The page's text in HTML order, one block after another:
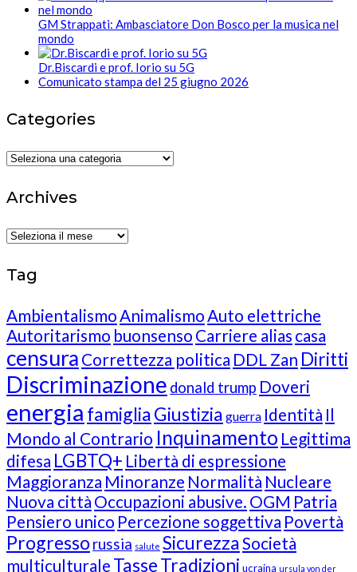
GM Strappati: Ambasciatore Don Bosco per la musica nel
mondo
Dr.Biscardi e prof. Iorio su 5G
Comunicato stampa del 25 giugno 2026
Categories
Categories
Archives
Archives
Tag
AmbientalismoAnimalismoAuto elettriche
Autoritarismo buonsenso Carriere alias casa
censura Correttezza politica DDL Zan Diritti
Discriminazione donald trump Doveri
energia famigliaGiustizia guerra Identità Il
Mondo al Contrario Inquinamento Legittima
difesa LGBTQ+ Libertà di espressione
Maggioranza Minoranze Normalità Nucleare
Nuova città Occupazioni abusive. OGM Patria
Pensiero unico Percezione soggettiva Povertà
Progresso russia salute SicurezzaSocietà
multiculturale TasseTradizioni ucraina ursula von der